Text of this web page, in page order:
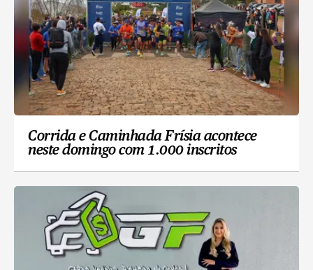
Corrida e Caminhada Frísia acontece
neste domingo com 1.000 inscritos